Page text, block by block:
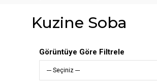
Kuzine Soba
Görüntüye Göre Filtrele